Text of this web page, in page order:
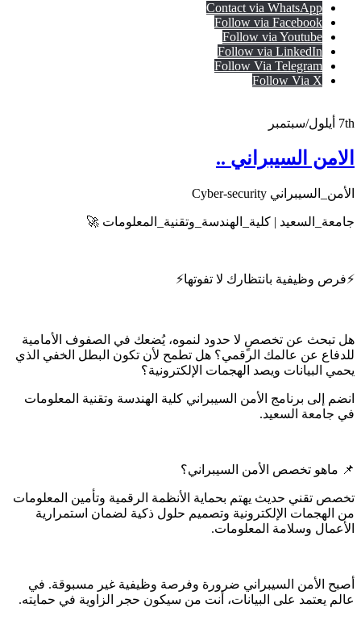
Contact via WhatsApp
Follow via Facebook
Follow via Youtube
Follow via LinkedIn
Follow Via Telegram
Follow Via X
7th أيلول/سبتمبر
الامن السيبراني ..
الأمن_السيبراني Cyber-security
جامعة_السعيد | كلية_الهندسة_وتقنية_المعلومات 🚀
⚡️فرص وظيفية بانتظارك لا تفوتها⚡️
هل تبحث عن تخصصٍ لا حدود لنموه، يُضعك في الصفوف الأمامية
للدفاع عن عالمك الرقمي؟ هل تطمح لأن تكون البطل الخفي الذي
يحمي البيانات ويصد الهجمات الإلكترونية؟
انضم إلى برنامج الأمن السيبراني كلية الهندسة وتقنية المعلومات
في جامعة السعيد.
📌 ماهو تخصص الأمن السيبراني؟
تخصص تقني حديث يهتم بحماية الأنظمة الرقمية وتأمين المعلومات
من الهجمات الإلكترونية وتصميم حلول ذكية لضمان استمرارية
الأعمال وسلامة المعلومات.
أصبح الأمن السيبراني ضرورة وفرصة وظيفية غير مسبوقة. في
عالم يعتمد على البيانات، أنت من سيكون حجر الزاوية في حمايته.